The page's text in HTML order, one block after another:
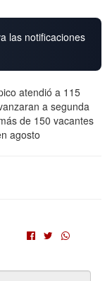
las notificaciones
atendió a 115
a segunda
de 150 vacantes
agosto